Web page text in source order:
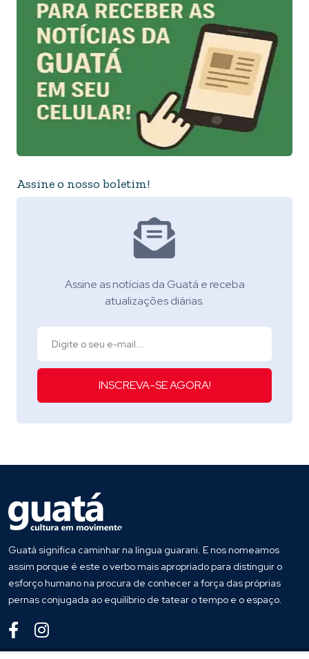
Assine o nosso boletim!
Assine as notícias da Guatá e receba
atualizações diárias.
INSCREVA-SE AGORA!
Guatá significa caminhar na língua guarani. E nos nomeamos
assim porque é este o verbo mais apropriado para distinguir o
esforço humano na procura de conhecer a força das próprias
pernas conjugada ao equilíbrio de tatear o tempo e o espaço.